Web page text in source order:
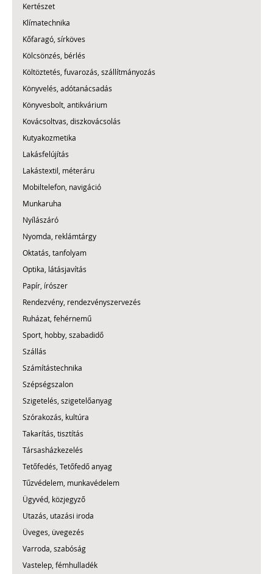
Kertészet
Klímatechnika
Kőfaragó, sírköves
Kölcsönzés, bérlés
Költöztetés, fuvarozás, szállítmányozás
Könyvelés, adótanácsadás
Könyvesbolt, antikvárium
Kovácsoltvas, diszkovácsolás
Kutyakozmetika
Lakásfelújítás
Lakástextil, méteráru
Mobiltelefon, navigáció
Munkaruha
Nyílászáró
Nyomda, reklámtárgy
Oktatás, tanfolyam
Optika, látásjavítás
Papír, írószer
Rendezvény, rendezvényszervezés
Ruházat, fehérnemű
Sport, hobby, szabadidő
Szállás
Számítástechnika
Szépségszalon
Szigetelés, szigetelőanyag
Szórakozás, kultúra
Takarítás, tisztítás
Társasházkezelés
Tetőfedés, Tetőfedő anyag
Tűzvédelem, munkavédelem
Ügyvéd, közjegyző
Utazás, utazási iroda
Üveges, üvegezés
Varroda, szabóság
Vastelep, fémhulladék